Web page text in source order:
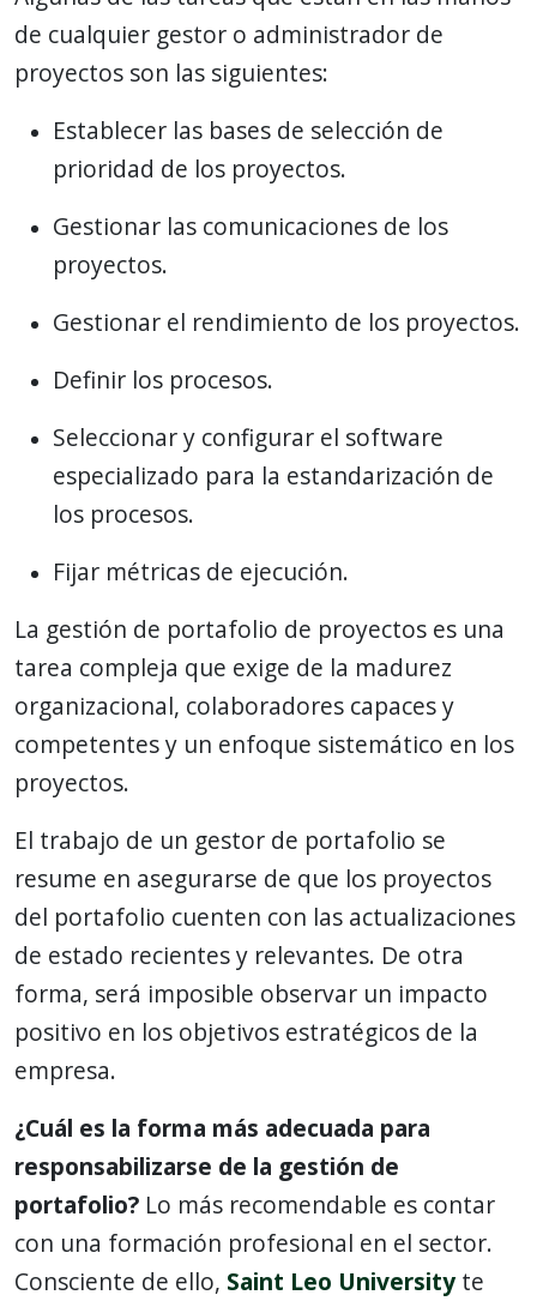
de cualquier gestor o administrador de
proyectos son las siguientes:
Establecer las bases de selección de
prioridad de los proyectos.
Gestionar las comunicaciones de los
proyectos.
Gestionar el rendimiento de los proyectos.
Definir los procesos.
Seleccionar y configurar el software
especializado para la estandarización de
los procesos.
Fijar métricas de ejecución.
La gestión de portafolio de proyectos es una
tarea compleja que exige de la madurez
organizacional, colaboradores capaces y
competentes y un enfoque sistemático en los
proyectos.
El trabajo de un gestor de portafolio se
resume en asegurarse de que los proyectos
del portafolio cuenten con las actualizaciones
de estado recientes y relevantes. De otra
forma, será imposible observar un impacto
positivo en los objetivos estratégicos de la
empresa.
¿Cuál es la forma más adecuada para
responsabilizarse de la gestión de
portafolio? Lo más recomendable es contar
con una formación profesional en el sector.
Consciente de ello, Saint Leo Universityte